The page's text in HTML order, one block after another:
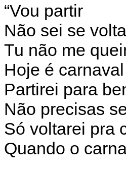
“Vou partir
Não sei se
Tu não me
Hoje é carnaval
Partirei para
Não precisas
Só voltarei pra
Quando o